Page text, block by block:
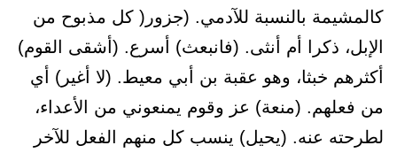
كالمشيمة بالنسبة للآدمي. (جزور( كل مذبوح من
الإبل، ذكرا أم أنثى. (فانبعث) أسرع. (أشقى القوم)
أكثرهم خبثا، وهو عقبة بن أبي معيط. (لا أغير) أي
من فعلهم. (منعة) عز وقوم يمنعوني من الأعداء،
لطرحته عنه. (يحيل) ينسب كل منهم الفعل للآخر